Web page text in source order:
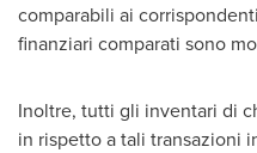
comparabili ai
finanziari comparati sono
Inoltre, tutti gli inventari di
in rispetto a tali transazioni